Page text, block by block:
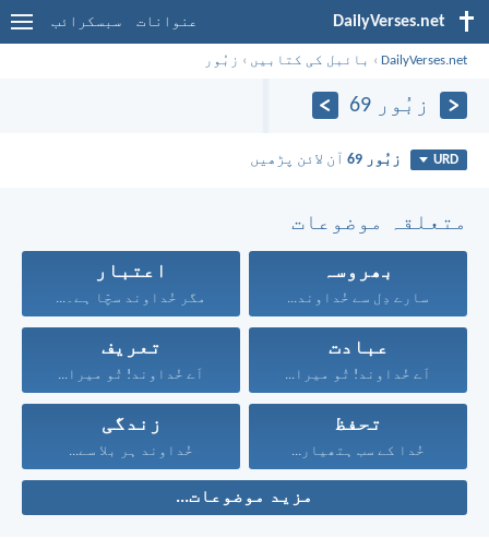
DailyVerses.net عنوانات سبسکرائب
DailyVerses.net
› بائبل کی کتابیں › زبُور
زبُور 69
URD زبُور 69 آن لائن پڑھیں
متعلقہ موضوعات
بھروسہ
سارے دِل سے خُداوند...
اعتبار
مگر خُداوند سچّا ہے۔...
عبادت
اَے خُداوند! تُو میرا...
تعریف
اَے خُداوند! تُو میرا...
تحفظ
خُدا کے سب ہتھیار...
زندگی
خُداوند ہر بلا سے...
مزید موضوعات...